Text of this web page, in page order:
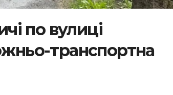
по вулиці
транспортна